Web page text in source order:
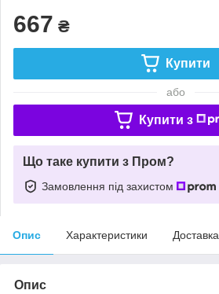
667 ₴
Купити
або
Купити з
Що таке купити з Пром?
Замовлення під захистом
Опис Характеристики Доставка
Опис